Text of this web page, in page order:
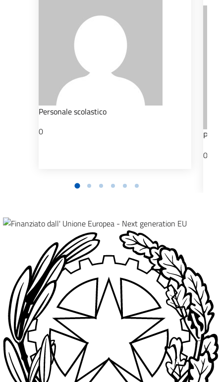
Personale scolastico
0
0